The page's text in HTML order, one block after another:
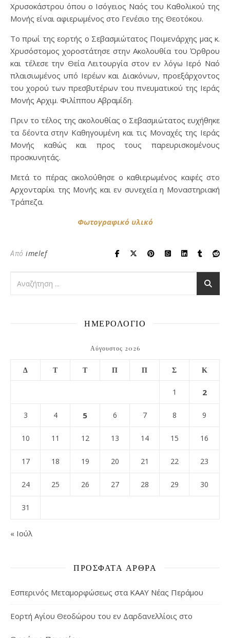
Χρυσοκάστρου όπου ο Ισόγειος Ναός του Καθολικού της
Μονής είναι αφιερωμένος στο Γενέσιο της Θεοτόκου.
Το πρωί της εορτής ο Σεβασμιώτατος Ποιμενάρχης μας κ.
Χρυσόστομος χοροστάτησε στην Ακολουθία του Όρθρου
και τέλεσε την Θεία Λειτουργία στον εν λόγω Ιερό Ναό
πλαισιωμένος υπό Ιερέων και Διακόνων, προεξάρχοντος
του χορού των πρεσβυτέρων του πνευματικού της Ιεράς
Μονής Αρχιμ. Φιλίππου Αβραμίδη.
Πριν το τέλος της ακολουθίας ο Σεβασμιώτατος ευχήθηκε
τα δέοντα στην Καθηγουμένη και τις Μοναχές της Ιεράς
Μονής καθώς και προς τους παρευρισκομένους
προσκυνητάς.
Μετά το πέρας ακολούθησε ο καθιερωμένος καφές στο
Αρχονταρίκι της Μονής και εν συνεχεία η Μοναστηριακή
Τράπεζα.
Φωτογραφικό υλικό
Από imelef
ΗΜΕΡΟΛΟΓΙΟ
Αύγουστος 2026
Δ Τ Τ Π Π Σ Κ
1 2
3 4 5 6 7 8 9
10 11 12 13 14 15 16
17 18 19 20 21 22 23
24 25 26 27 28 29 30
31
« Ιούλ
ΠΡΌΣΦΑΤΑ ΆΡΘΡΑ
Εσπερινός Μεταμορφώσεως στα ΚΑΑΥ Νέας Περάμου
Εορτή Αγίου Θεοδώρου του εν Δαρδανελλίοις στο